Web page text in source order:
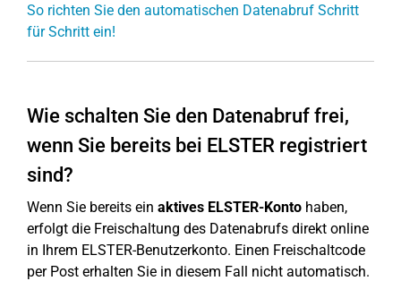
So richten Sie den automatischen Datenabruf Schritt
für Schritt ein!
Wie schalten Sie den Datenabruf frei,
wenn Sie bereits bei ELSTER registriert
sind?
Wenn Sie bereits ein aktives ELSTER-Konto haben,
erfolgt die Freischaltung des Datenabrufs direkt online
in Ihrem ELSTER-Benutzerkonto. Einen Freischaltcode
per Post erhalten Sie in diesem Fall nicht automatisch.